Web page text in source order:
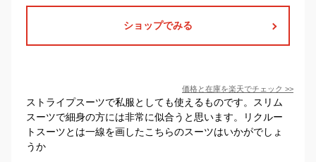
ショップでみる
価格と在庫を楽天でチェック >>
ストライプスーツで私服としても使えるものです。スリム
スーツで細身の方には非常に似合うと思います。リクルー
トスーツとは一線を画したこちらのスーツはいかがでしょ
うか